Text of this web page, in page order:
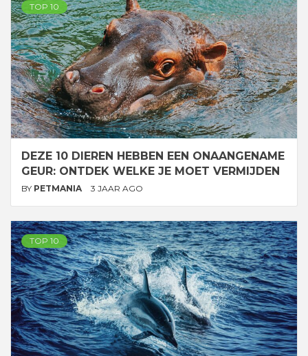
TOP 10
DEZE 10 DIEREN HEBBEN EEN ONAANGENAME
GEUR: ONTDEK WELKE JE MOET VERMIJDEN
BY PETMANIA 3 JAAR AGO
TOP 10